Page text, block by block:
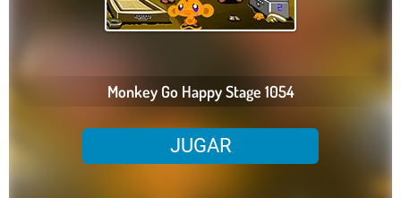
Monkey Go Happy Stage 1054
JUGAR